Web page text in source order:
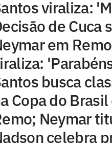
viraliza:
de Cuca
em
busca
Copa do
Neymar
celebra